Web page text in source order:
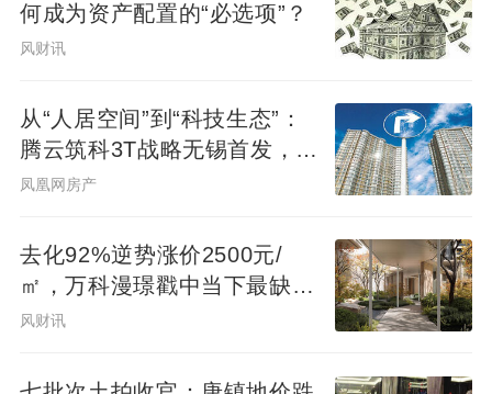
巨幕视野：约90㎡的LDK一体化设计，构筑
起约9.6米面宽的恢弘横厅。双厅横向贯通，
配合巨屏级的采光面，天际全景毫无保留地
引入室内。
限，它不再是一个单一的空间，而是一个充
满可能性的“情感磁场”。
|建面约387㎡样板间实景图作为示意，具体
何成为资产配置的“必选项”？
风财讯
从“人居空间”到“科技生态”：
腾云筑科3T战略无锡首发，生
态圈协同重构未来人居
凤凰网房产
去化92%逆势涨价2500元/
㎡，万科漫璟戳中当下最缺的
松弛生活
风财讯